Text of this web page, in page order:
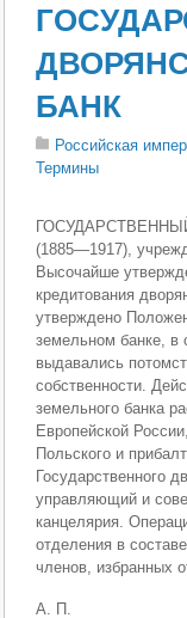
БАНК
Российская
Термины
(1885—1917),
Высочайше
кредитования
утверждено
земельном банке, в
выдавались
собственности.
земельного банка
Европейской
Польского и
Государственного
управляющий и
канцелярия.
отделения в
членов, избранных
А. П.